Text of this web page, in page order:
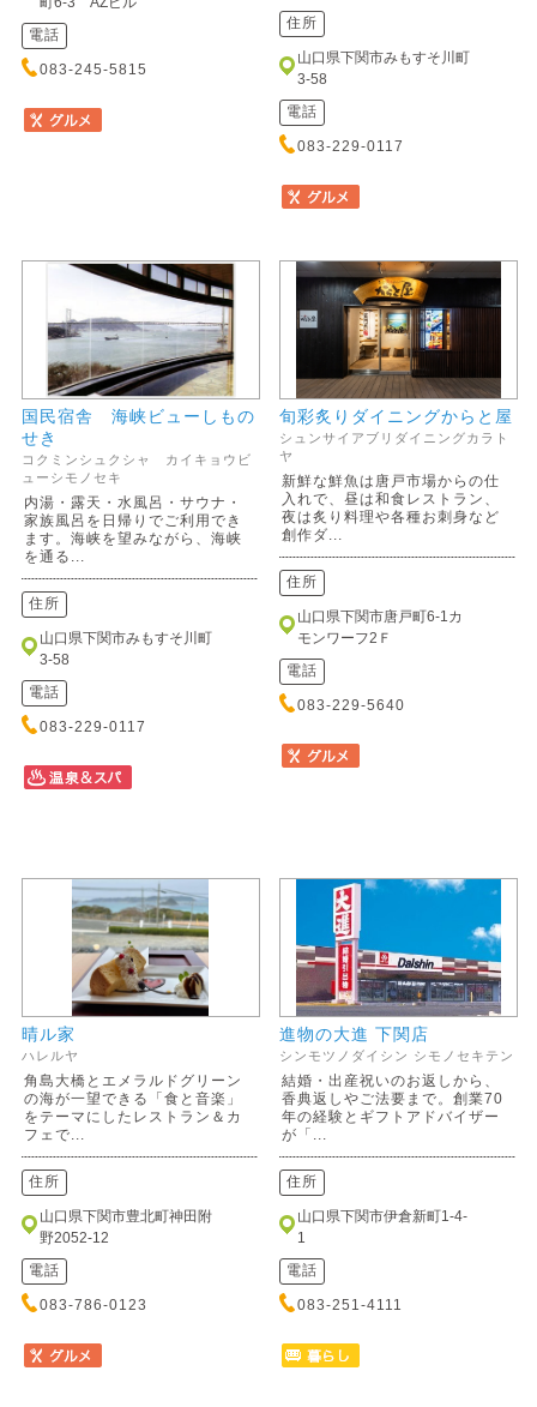
電話
083-245-5815
住所
山口県下関市みもすそ川町
3-58
電話
083-229-0117
国民宿舎 海峡ビューしもの
せき
コクミンシュクシャ カイキョウビ
ューシモノセキ
内湯・露天・水風呂・サウナ・
家族風呂を日帰りでご利用でき
ます。海峡を望みながら、海峡
を通る...
住所
山口県下関市みもすそ川町
3-58
電話
083-229-0117
旬彩炙りダイニングからと屋
シュンサイアブリダイニングカラト
ヤ
新鮮な鮮魚は唐戸市場からの仕
入れで、昼は和食レストラン、
夜は炙り料理や各種お刺身など
創作ダ...
住所
山口県下関市唐戸町6-1カ
モンワーフ2Ｆ
電話
083-229-5640
晴ル家
ハレルヤ
角島大橋とエメラルドグリーン
の海が一望できる「食と音楽」
をテーマにしたレストラン＆カ
フェで...
住所
山口県下関市豊北町神田附
野2052-12
電話
083-786-0123
進物の大進 下関店
シンモツノダイシン シモノセキテン
結婚・出産祝いのお返しから、
香典返しやご法要まで。創業70
年の経験とギフトアドバイザー
が「...
住所
山口県下関市伊倉新町1-4-
1
電話
083-251-4111